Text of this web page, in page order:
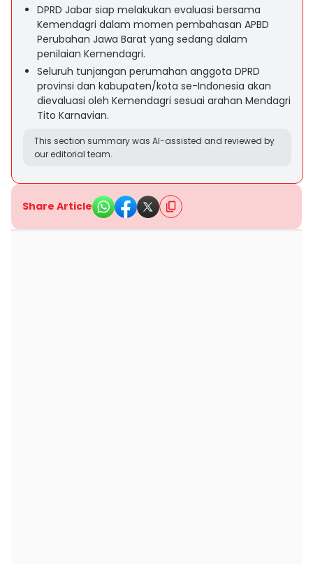
DPRD Jabar siap melakukan evaluasi bersama
Kemendagri dalam momen pembahasan APBD
Perubahan Jawa Barat yang sedang dalam
penilaian Kemendagri.
Seluruh tunjangan perumahan anggota DPRD
provinsi dan kabupaten/kota se-Indonesia akan
dievaluasi oleh Kemendagri sesuai arahan Mendagri
Tito Karnavian.
This section summary was AI-assisted and reviewed by
our editorial team.
Share Article